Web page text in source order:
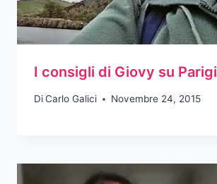
I consigli di Giovy su Parigi
DiCarlo Galici Novembre 24, 2015